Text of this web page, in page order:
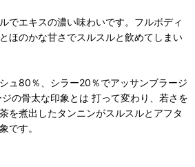
でエキスの濃い味わいです。フルボディ
ほのかな甘さでスルスルと飲めてしまい
ュ80％、シラー20％でアッサンブラージ
の骨太な印象とは 打って変わり、若さを
を煮出したタンニンがスルスルとアフタ
です。